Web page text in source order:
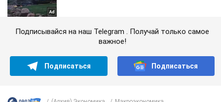
Подписывайся на наш Telegram . Получай только самое
важное!
Подписаться Подписаться